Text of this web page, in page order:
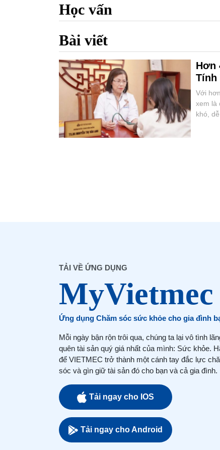
Học vấn
Bài viết
Hơn
Tính
Với
xem là
khó,
TẢI VỀ ỨNG DỤNG
Ứng dụng Chăm sóc sức khỏe cho gia đình
Mỗi ngày bận rộn trôi qua, chúng ta lại vô tình
quên tài sản quý giá nhất của mình: Sức khỏe.
để VIETMEC trở thành một cánh tay đắc lực
sóc và gìn giữ tài sản đó cho bạn và cả gia đình.
Tải ngay cho IOS
Tải ngay cho Android